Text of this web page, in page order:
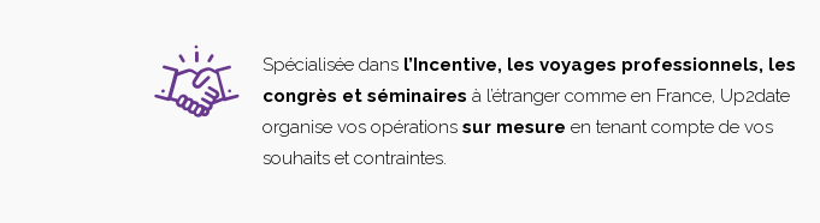
Spécialisée dans l’Incentive, les voyages professionnels, les
congrès et séminaires à l’étranger comme en France, Up2date
organise vos opérations sur mesure en tenant compte de vos
souhaits et contraintes.